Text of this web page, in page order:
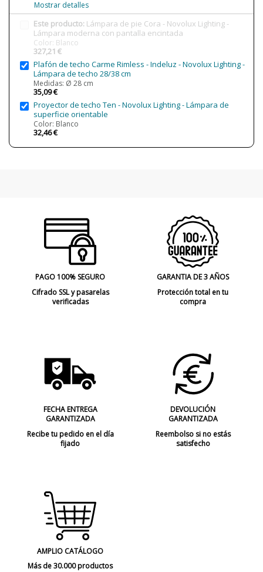
Protección IP
Clase II
Certificados
CE
Interior
Tipo de Lámpara
Mostrar detalles
Este producto: Lámpara de pie Cora - Novolux Lighting -
Lámpara moderna con pantalla encintada
Color: Blanco
327,21 €
Plafón de techo Carme Rimless - Indeluz - Novolux Lighting -
Lámpara de techo 28/38 cm
Medidas: Ø 28 cm
35,09 €
Proyector de techo Ten - Novolux Lighting - Lámpara de
superficie orientable
Color: Blanco
32,46 €
PAGO 100% SEGURO
Cifrado SSL y pasarelas
verificadas
GARANTIA DE 3 AÑOS
Protección total en tu
compra
FECHA ENTREGA
GARANTIZADA
Recibe tu pedido en el día
fijado
DEVOLUCIÓN
GARANTIZADA
Reembolso si no estás
satisfecho
AMPLIO CATÁLOGO
Más de 30.000 productos